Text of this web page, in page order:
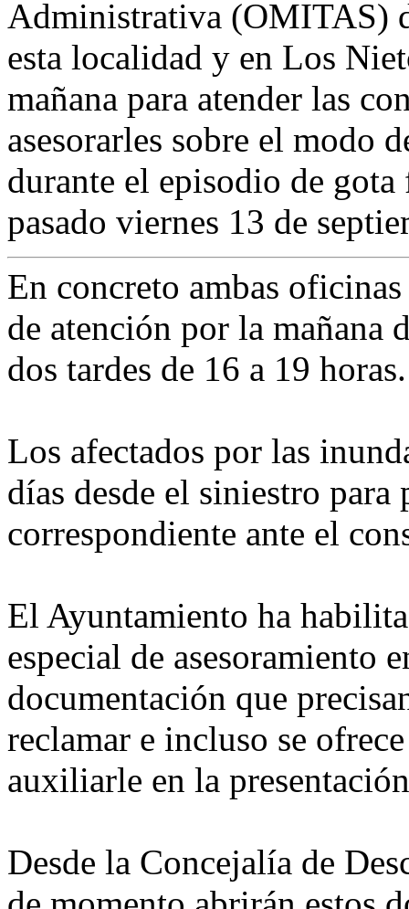
Administrativa (OMITAS)
esta localidad y en Los
mañana para atender las
asesorarles sobre el modo
durante el episodio de
pasado viernes 13 de
En concreto ambas
de atención por la mañana
dos tardes de 16 a 19 horas.
Los afectados por las
días desde el siniestro
correspondiente ante el
El Ayuntamiento ha
especial de asesoramiento
documentación que
reclamar e incluso se
auxiliarle en la
Desde la Concejalía de